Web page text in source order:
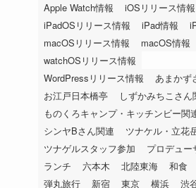
Apple Watch情報 iOSリリース情報
iPadOSリリース情報
iPad情報
macOSリリース情報
macOS情報
watchOSリリース情報
WordPressリリース情報
あまかず
お江戸日本橋亭
しずかみちこさん
ものくろキャンプ・キッチンビー関
シンヤBさん関連
ツナケル・立花
ツナゲルスタッフ参加
プロデュー
ランチ
六本木 北陸東海 和食
弾丸旅行
新宿 東京 横浜 渋